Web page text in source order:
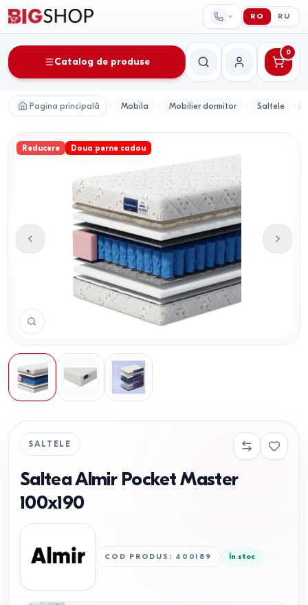
RO RU
Catalog de produse
CăutareContul meu
0
Pagina principală Mobila Mobilier dormitor Saltele
Reducere Doua perne cadou
SALTELE
Saltea Almir Pocket Master
100x190
COD PRODUS : 400189 În stoc